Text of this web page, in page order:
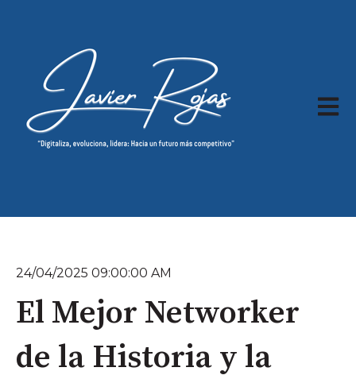
Abrir
24/04/2025 09:00:00 AM
El Mejor Networker
de la Historia y la